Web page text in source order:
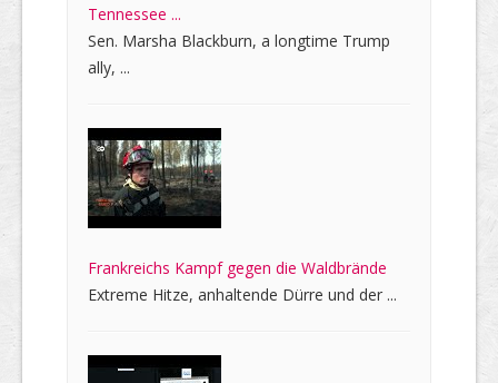
Tennessee ...
Sen. Marsha Blackburn, a longtime Trump
ally, ...
Frankreichs Kampf gegen die Waldbrände
Extreme Hitze, anhaltende Dürre und der ...